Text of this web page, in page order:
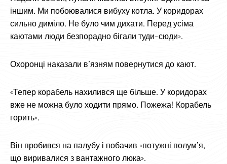
іншим. Ми побоювалися вибуху котла. У коридорах
сильно диміло. Не було чим дихати. Перед усіма
каютами люди безпорадно бігали туди-сюди».
Охоронці наказали в’язням повернутися до кают.
«Тепер корабель нахилився ще більше. У коридорах
вже не можна було ходити прямо. Пожежа! Корабель
горить».
Він пробився на палубу і побачив «потужні полум’я,
що виривалися з вантажного люка».